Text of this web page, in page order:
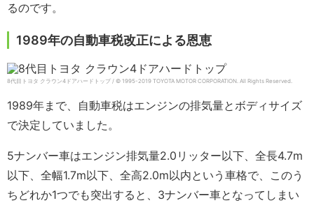
るのです。
1989年の自動車税改正による恩恵
8代目トヨタ クラウン4ドアハードトップ / © 1995-2019 TOYOTA MOTOR CORPORATION. All Rights Reserved.
1989年まで、自動車税はエンジンの排気量とボディサイズ
で決定していました。
5ナンバー車はエンジン排気量2.0リッター以下、全長4.7m
以下、全幅1.7m以下、全高2.0m以内という車格で、このう
ちどれか1つでも突出すると、3ナンバー車となってしまい